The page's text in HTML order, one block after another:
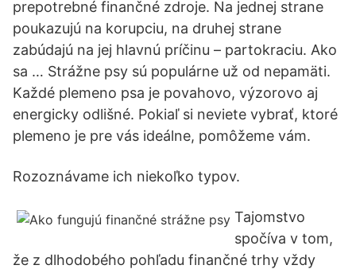
prepotrebné finančné zdroje. Na jednej strane
poukazujú na korupciu, na druhej strane
zabúdajú na jej hlavnú príčinu – partokraciu. Ako
sa … Strážne psy sú populárne už od nepamäti.
Každé plemeno psa je povahovo, výzorovo aj
energicky odlišné. Pokiaľ si neviete vybrať, ktoré
plemeno je pre vás ideálne, pomôžeme vám.
Rozoznávame ich niekoľko typov.
Tajomstvo
spočíva v tom,
že z dlhodobého pohľadu finančné trhy vždy